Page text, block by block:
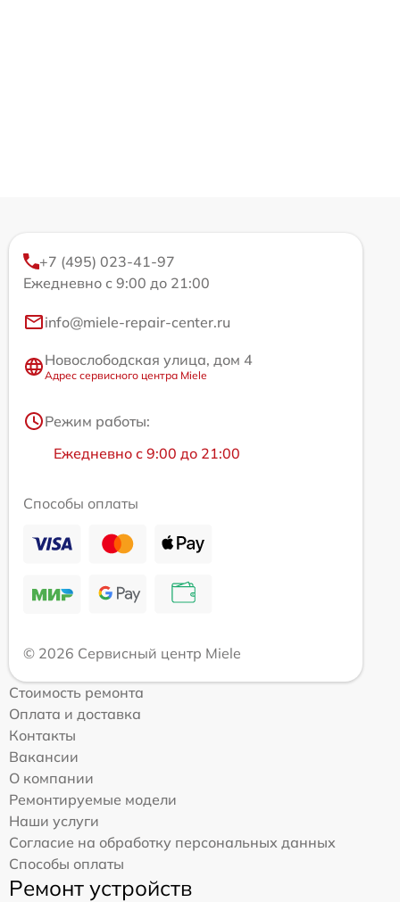
+7 (495) 023-41-97
Ежедневно с 9:00 до 21:00
info@miele-repair-center.ru
Новослободская улица, дом 4
Адрес сервисного центра Miele
Режим работы:
Ежедневно с 9:00 до 21:00
Способы оплаты
© 2026 Сервисный центр Miele
Стоимость ремонта
Оплата и доставка
Контакты
Вакансии
О компании
Ремонтируемые модели
Наши услуги
Согласие на обработку персональных данных
Способы оплаты
Ремонт устройств